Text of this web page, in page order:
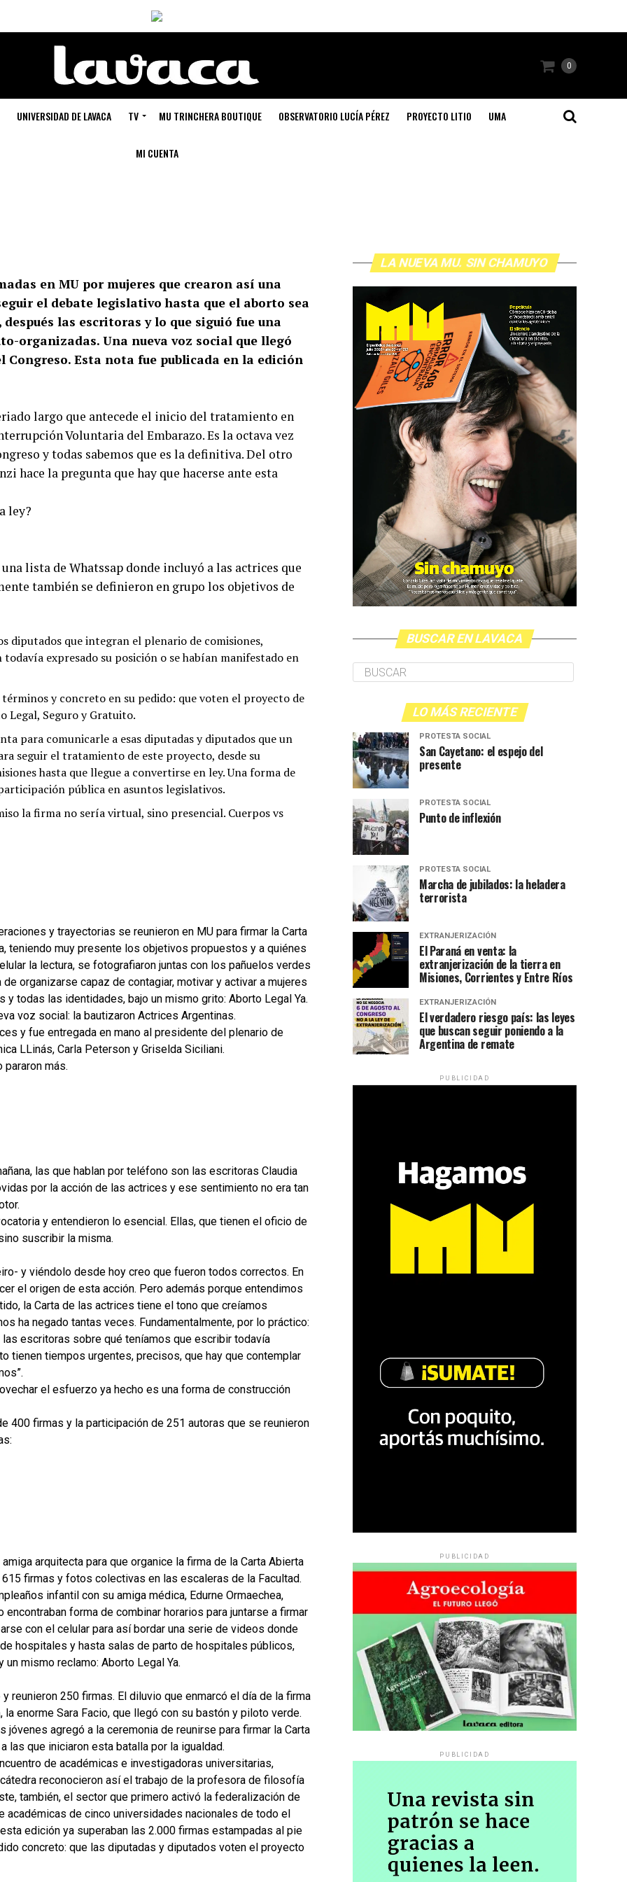
0
UNIVERSIDAD DE LAVACA TV MU TRINCHERA BOUTIQUE OBSERVATORIO LUCÍA PÉREZ PROYECTO LITIO UMA
MI CUENTA
en MU por mujeres que crearon así una
el debate legislativo hasta que el aborto sea
las escritoras y lo que siguió fue una
organizadas. Una nueva voz social que llegó
Congreso. Esta nota fue publicada en la edición
largo que antecede el inicio del tratamiento en
Voluntaria del Embarazo. Es la octava vez
y todas sabemos que es la definitiva. Del otro
hace la pregunta que hay que hacerse ante esta
ley?
lista de Whatssap donde incluyó a las actrices que
también se definieron en grupo los objetivos de
diputados que integran el plenario de comisiones,
expresado su posición o se habían manifestado en
y concreto en su pedido: que voten el proyecto de
Legal, Seguro y Gratuito.
para comunicarle a esas diputadas y diputados que un
seguir el tratamiento de este proyecto, desde su
hasta que llegue a convertirse en ley. Una forma de
pública en asuntos legislativos.
la firma no sería virtual, sino presencial. Cuerpos vs
y trayectorias se reunieron en MU para firmar la Carta
teniendo muy presente los objetivos propuestos y a quiénes
la lectura, se fotografiaron juntas con los pañuelos verdes
organizarse capaz de contagiar, motivar y activar a mujeres
todas las identidades, bajo un mismo grito: Aborto Legal Ya.
voz social: la bautizaron Actrices Argentinas.
y fue entregada en mano al presidente del plenario de
LLinás, Carla Peterson y Griselda Siciliani.
más.
las que hablan por teléfono son las escritoras Claudia
por la acción de las actrices y ese sentimiento no era tan
y entendieron lo esencial. Ellas, que tienen el oficio de
suscribir la misma.
y viéndolo desde hoy creo que fueron todos correctos. En
el origen de esta acción. Pero además porque entendimos
la Carta de las actrices tiene el tono que creíamos
ha negado tantas veces. Fundamentalmente, por lo práctico:
escritoras sobre qué teníamos que escribir todavía
tienen tiempos urgentes, precisos, que hay que contemplar
el esfuerzo ya hecho es una forma de construcción
400 firmas y la participación de 251 autoras que se reunieron
arquitecta para que organice la firma de la Carta Abierta
firmas y fotos colectivas en las escaleras de la Facultad.
infantil con su amiga médica, Edurne Ormaechea,
encontraban forma de combinar horarios para juntarse a firmar
con el celular para así bordar una serie de videos donde
hospitales y hasta salas de parto de hospitales públicos,
mismo reclamo: Aborto Legal Ya.
250 firmas. El diluvio que enmarcó el día de la firma
enorme Sara Facio, que llegó con su bastón y piloto verde.
agregó a la ceremonia de reunirse para firmar la Carta
las que iniciaron esta batalla por la igualdad.
de académicas e investigadoras universitarias,
reconocieron así el trabajo de la profesora de filosofía
también, el sector que primero activó la federalización de
académicas de cinco universidades nacionales de todo el
edición ya superaban las 2.000 firmas estampadas al pie
concreto: que las diputadas y diputados voten el proyecto
LA NUEVA MU. SIN CHAMUYO
BUSCAR EN LAVACA
LO MÁS RECIENTE
PROTESTA SOCIAL
San Cayetano: el espejo del
presente
PROTESTA SOCIAL
Punto de inflexión
PROTESTA SOCIAL
Marcha de jubilados: la heladera
terrorista
EXTRANJERIZACIÓN
El Paraná en venta: la
extranjerización de la tierra en
Misiones, Corrientes y Entre Ríos
EXTRANJERIZACIÓN
El verdadero riesgo país: las leyes
que buscan seguir poniendo a la
Argentina de remate
PUBLICIDAD
PUBLICIDAD
PUBLICIDAD